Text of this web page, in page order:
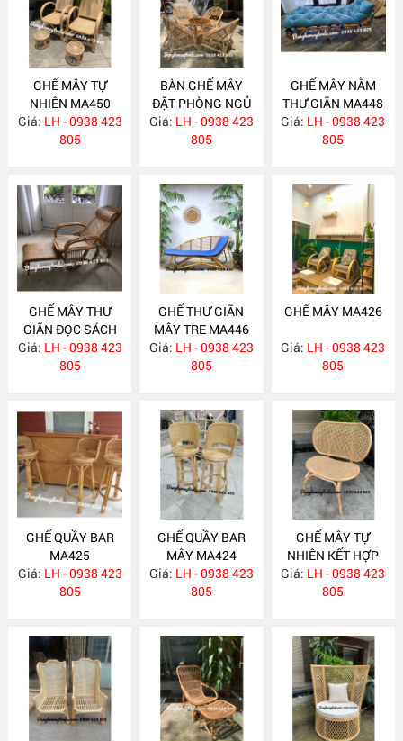
GHẾ MÂY TỰ
NHIÊN MA450
Giá: LH - 0938 423
805
BÀN GHẾ MÂY
ĐẶT PHÒNG NGỦ
MA449
Giá: LH - 0938 423
805
GHẾ MÂY NẰM
THƯ GIÃN MA448
Giá: LH - 0938 423
805
GHẾ MÂY THƯ
GIÃN ĐỌC SÁCH
MA447
Giá: LH - 0938 423
805
GHẾ THƯ GIÃN
MÂY TRE MA446
Giá: LH - 0938 423
805
GHẾ MÂY MA426
Giá: LH - 0938 423
805
GHẾ QUẦY BAR
MA425
Giá: LH - 0938 423
805
GHẾ QUẦY BAR
MÂY MA424
Giá: LH - 0938 423
805
GHẾ MÂY TỰ
NHIÊN KẾT HỢP
LƯỚI MẮT CÁO
MA418
Giá: LH - 0938 423
805